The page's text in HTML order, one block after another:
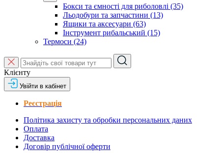
Бокси та ємності для риболовлі (35)
Льодобури та запчастини (13)
Ящики та аксесуари (63)
Інструмент рибальський (15)
Термоси (24)
Клієнту
Увійти в кабінет
Реєстрація
Політика захисту та обробки персональних даних
Оплата
Доставка
Договір публічної оферти